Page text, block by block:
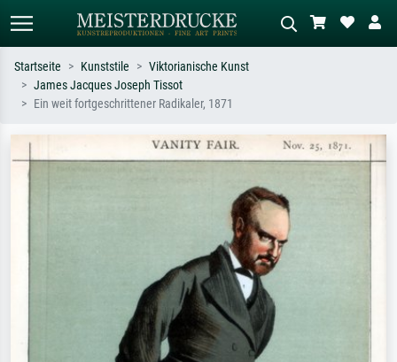
Standardsuche
oder Stilen – z.B. Monet,
Sternennacht, Impressionismus, Welle
Wiese, Abstrakt mit viel Rot, Dunkles
Ölgemälde, Stehender Akt neben einem
Startseite Kunststile
Viktorianische Kunst
James Jacques Joseph Tissot
Ein weit fortgeschrittener Radikaler, 1871